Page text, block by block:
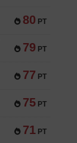
80 PT
79 PT
77 PT
75 PT
71 PT